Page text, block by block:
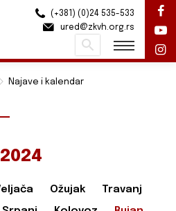
Najave i kalendar
2024
Ožujak
Travanj
(+381) (0)24 535-533
ured@zkvh.org.rs
Pretraži